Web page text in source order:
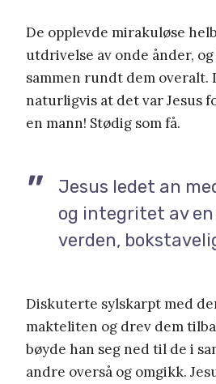
De opplevde mirakuløse
utdrivelse av onde ånder,
sammen rundt dem overalt.
naturligvis at det var Jesus
en mann! Stødig som få.
Jesus ledet an
og integritet av
verden,
Diskuterte sylskarpt med
makteliten og drev dem
bøyde han seg ned til de i
andre overså og omgikk.